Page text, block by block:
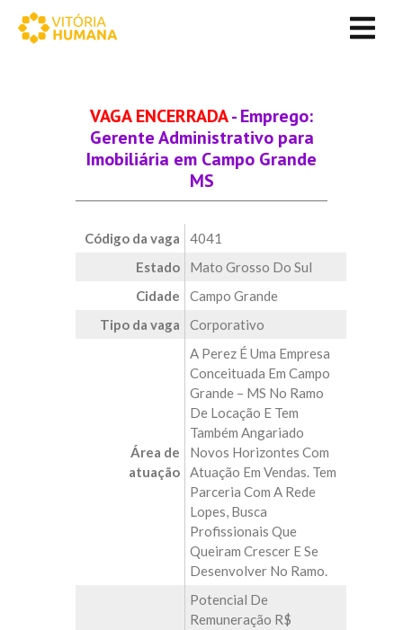
VAGA ENCERRADA- Emprego:
Gerente Administrativo para
Imobiliária em Campo Grande
MS
Código da vaga
4041
Estado
Mato Grosso Do Sul
Cidade
Campo Grande
Tipo da vaga
Corporativo
Área de
atuação
A Perez É Uma Empresa
Conceituada Em Campo
Grande – MS No Ramo
De Locação E Tem
Também Angariado
Novos Horizontes Com
Atuação Em Vendas. Tem
Parceria Com A Rede
Lopes, Busca
Profissionais Que
Queiram Crescer E Se
Desenvolver No Ramo.
Potencial De
Remuneração R$